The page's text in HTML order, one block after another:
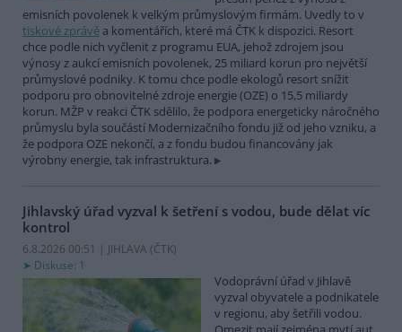
emisních povolenek k velkým průmyslovým firmám. Uvedly to v
tiskové zprávě a komentářích, které má ČTK k dispozici. Resort
chce podle nich vyčlenit z programu EUA, jehož zdrojem jsou
výnosy z aukcí emisních povolenek, 25 miliard korun pro největší
průmyslové podniky. K tomu chce podle ekologů resort snížit
podporu pro obnovitelné zdroje energie (OZE) o 15,5 miliardy
korun. MŽP v reakci ČTK sdělilo, že podpora energeticky náročného
průmyslu byla součástí Modernizačního fondu již od jeho vzniku, a
že podpora OZE nekončí, a z fondu budou financovány jak
výrobny energie, tak infrastruktura.
Jihlavský úřad vyzval k šetření s vodou, bude dělat víc
kontrol
6.8.2026 00:51 | JIHLAVA (ČTK)
Diskuse: 1
Vodoprávní úřad v Jihlavě
vyzval obyvatele a podnikatele
v regionu, aby šetřili vodou.